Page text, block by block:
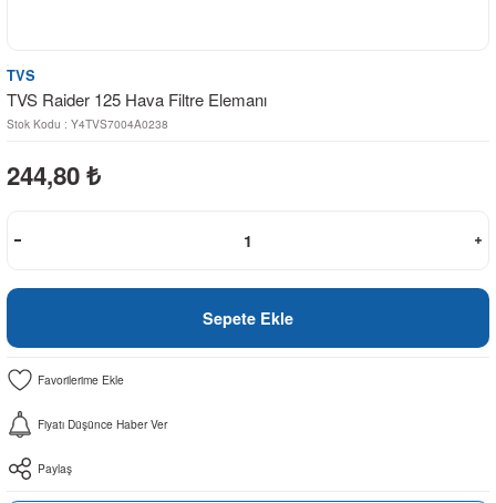
TVS
TVS Raider 125 Hava Filtre Elemanı
Stok Kodu : Y4TVS7004A0238
244,80 ₺
Sepete Ekle
Fiyatı Düşünce Haber Ver
Paylaş